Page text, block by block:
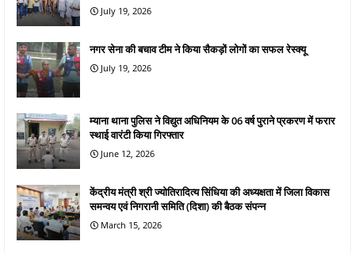
July 19, 2026
नगर सेना की बचाव टीम ने किया सैकड़ों लोगों का सफल रेस्क्यू
July 19, 2026
म्याना थाना पुलिस ने विद्युत अधिनियम के 06 वर्ष पुराने प्रकरण में फरार
स्थाई वारंटी किया गिरफ्तार
June 12, 2026
केंद्रीय मंत्री श्री ज्योतिरादित्य सिंधिया की अध्यक्षता में जिला विकास
समन्वय एवं निगरानी समिति (दिशा) की बैठक संपन्न
March 15, 2026